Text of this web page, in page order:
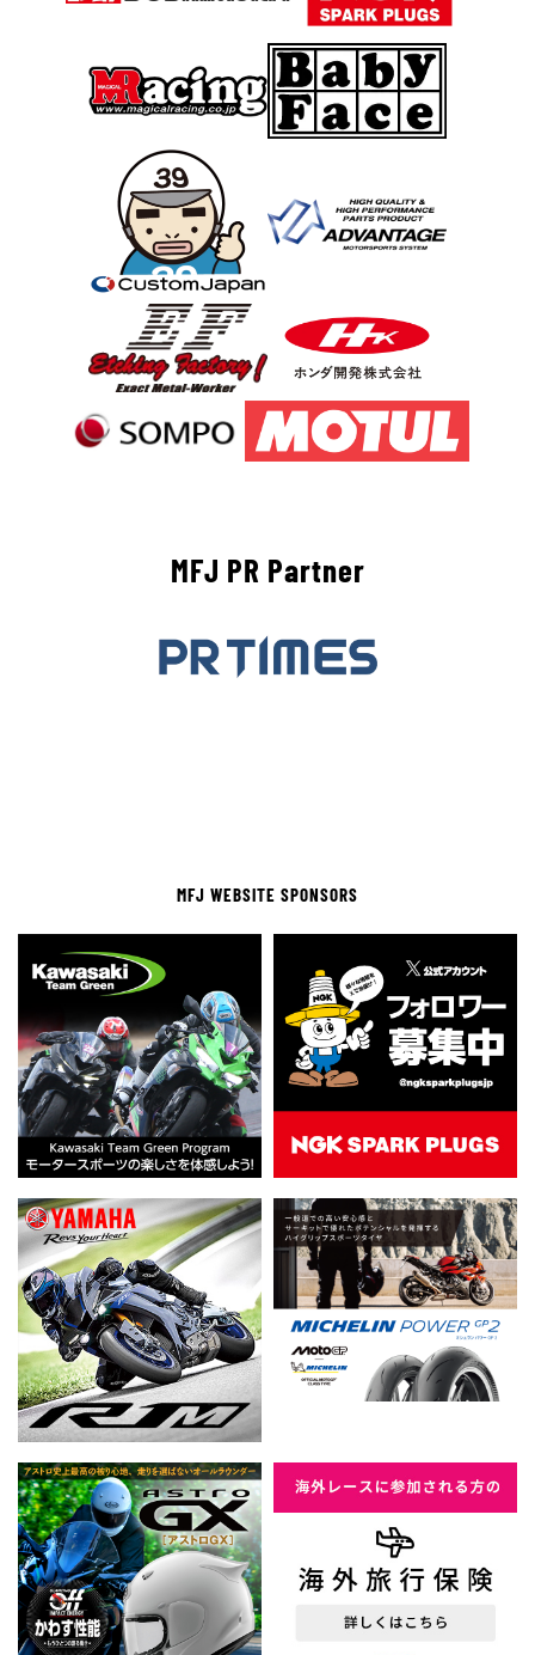
MFJ PR Partner
MFJ WEBSITE SPONSORS